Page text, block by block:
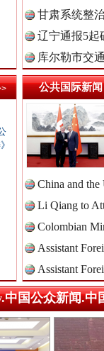
网.
网.
网.
网.
网.
永
广州首
甘肃系统整
辽宁通报5起
库尔勒市交
公共国际新闻
China and
Li Qiang to
Colombian
Assistant
Assistant
中国公众新闻.中